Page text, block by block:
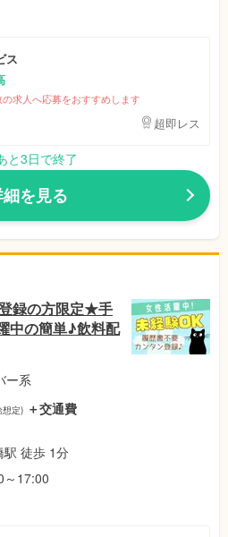
ス
求人へ応募をおすすめします
超即レス
と3日で終了
を見る
録の方限定★手
中の簡単♪飲料配
ー系
想定) ＋交通費
駅 徒歩 1分
17:00